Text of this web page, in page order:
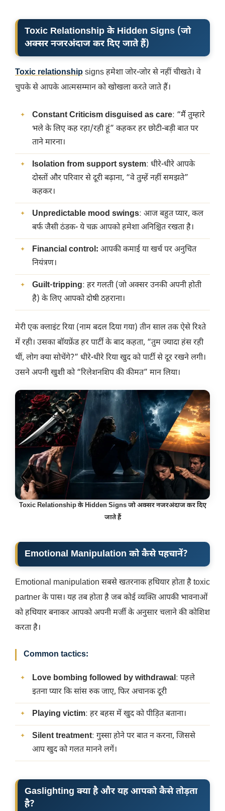
Toxic Relationship के Hidden Signs (जो
अक्सर नजरअंदाज कर दिए जाते हैं)
Toxic relationshipsigns हमेशा जोर-जोर से नहीं चीखते। वे
चुपके से आपके आत्मसम्मान को खोखला करते जाते हैं।
Constant Criticism disguised as care: “मैं तुम्हारे
भले के लिए कह रहा/रही हूं” कहकर हर छोटी-बड़ी बात पर
ताने मारना।
Isolation from support system: धीरे-धीरे आपके
दोस्तों और परिवार से दूरी बढ़ाना, “वे तुम्हें नहीं समझते”
कहकर।
Unpredictable mood swings: आज बहुत प्यार, कल
बर्फ जैसी ठंडक- ये चक्र आपको हमेशा अनिश्चित रखता है।
Financial control: आपकी कमाई या खर्च पर अनुचित
नियंत्रण।
Guilt-tripping: हर गलती (जो अक्सर उनकी अपनी होती
है) के लिए आपको दोषी ठहराना।
मेरी एक क्लाइंट रिया (नाम बदल दिया गया) तीन साल तक ऐसे रिश्ते
में रही। उसका बॉयफ्रेंड हर पार्टी के बाद कहता, “तुम ज्यादा हंस रही
थीं, लोग क्या सोचेंगे?” धीरे-धीरे रिया खुद को पार्टी से दूर रखने लगी।
उसने अपनी खुशी को “रिलेशनशिप की कीमत” मान लिया।
Toxic Relationship के Hidden Signs जो अक्सर नजरअंदाज कर दिए
जाते हैं
Emotional Manipulation को कैसे पहचानें?
Emotional manipulation सबसे खतरनाक हथियार होता है toxic
partner के पास। यह तब होता है जब कोई व्यक्ति आपकी भावनाओं
को हथियार बनाकर आपको अपनी मर्जी के अनुसार चलाने की कोशिश
करता है।
Common tactics:
Love bombing followed by withdrawal: पहले
इतना प्यार कि सांस रुक जाए, फिर अचानक दूरी
Playing victim: हर बहस में खुद को पीड़ित बताना।
Silent treatment: गुस्सा होने पर बात न करना, जिससे
आप खुद को गलत मानने लगें।
Gaslighting क्या है और यह आपको कैसे तोड़ता
है?